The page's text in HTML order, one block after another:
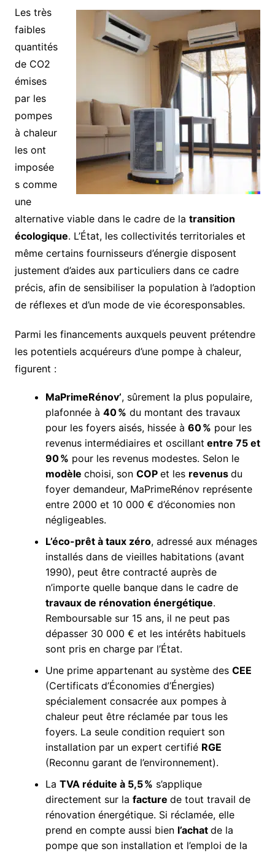
Les très
faibles
quantités
de CO2
émises
par les
pompes
à chaleur
les ont
imposée
s comme
une
alternative viable dans le cadre de la transition
écologique. L’État, les collectivités territoriales et
même certains fournisseurs d’énergie disposent
justement d’aides aux particuliers dans ce cadre
précis, afin de sensibiliser la population à l’adoption
de réflexes et d’un mode de vie écoresponsables.
Parmi les financements auxquels peuvent prétendre
les potentiels acquéreurs d’une pompe à chaleur,
figurent :
MaPrimeRénov’, sûrement la plus populaire,
plafonnée à 40 % du montant des travaux
pour les foyers aisés, hissée à 60 % pour les
revenus intermédiaires et oscillant entre 75 et
90 % pour les revenus modestes. Selon le
modèle choisi, son COP et les revenus du
foyer demandeur, MaPrimeRénov représente
entre 2000 et 10 000 € d’économies non
négligeables.
L’éco-prêt à taux zéro, adressé aux ménages
installés dans de vieilles habitations (avant
1990), peut être contracté auprès de
n’importe quelle banque dans le cadre de
travaux de rénovation énergétique.
Remboursable sur 15 ans, il ne peut pas
dépasser 30 000 € et les intérêts habituels
sont pris en charge par l’État.
Une prime appartenant au système des CEE
(Certificats d’Économies d’Énergies)
spécialement consacrée aux pompes à
chaleur peut être réclamée par tous les
foyers. La seule condition requiert son
installation par un expert certifié RGE
(Reconnu garant de l’environnement).
La TVA réduite à 5,5 % s’applique
directement sur la facture de tout travail de
rénovation énergétique. Si réclamée, elle
prend en compte aussi bien l’achat de la
pompe que son installation et l’emploi de la